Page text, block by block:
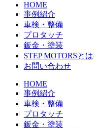
HOME
事例紹介
車検・整備
プロタッチ
鈑金・塗装
STEP MOTORSとは
お問い合わせ
HOME
事例紹介
車検・整備
プロタッチ
鈑金・塗装